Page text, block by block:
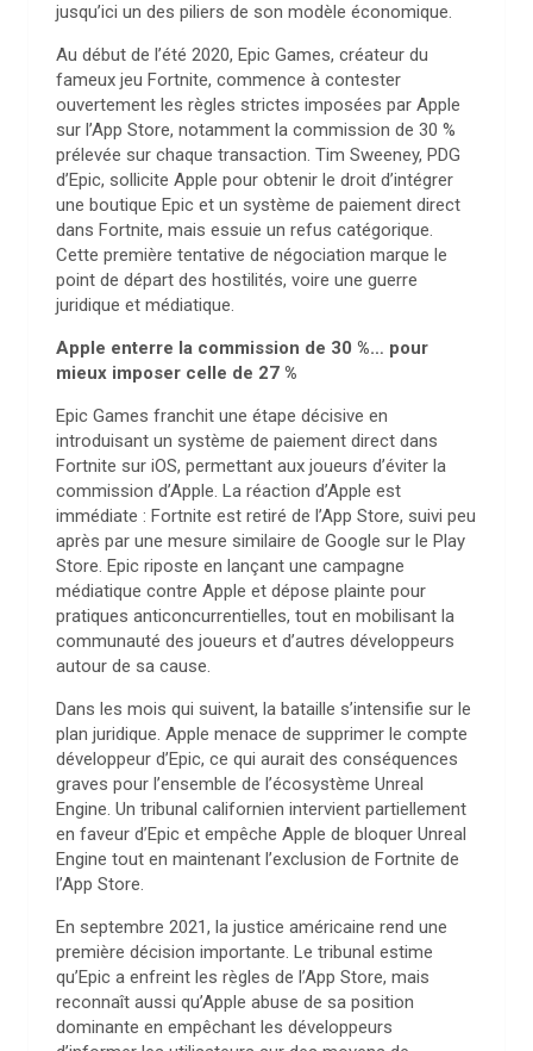
jusqu’ici un des piliers de son modèle économique.
Au début de l’été 2020, Epic Games, créateur du
fameux jeu Fortnite, commence à contester
ouvertement les règles strictes imposées par Apple
sur l’App Store, notamment la commission de 30 %
prélevée sur chaque transaction. Tim Sweeney, PDG
d’Epic, sollicite Apple pour obtenir le droit d’intégrer
une boutique Epic et un système de paiement direct
dans Fortnite, mais essuie un refus catégorique.
Cette première tentative de négociation marque le
point de départ des hostilités, voire une guerre
juridique et médiatique.
Apple enterre la commission de 30 %… pour
mieux imposer celle de 27 %
Epic Games franchit une étape décisive en
introduisant un système de paiement direct dans
Fortnite sur iOS, permettant aux joueurs d’éviter la
commission d’Apple. La réaction d’Apple est
immédiate : Fortnite est retiré de l’App Store, suivi peu
après par une mesure similaire de Google sur le Play
Store. Epic riposte en lançant une campagne
médiatique contre Apple et dépose plainte pour
pratiques anticoncurrentielles, tout en mobilisant la
communauté des joueurs et d’autres développeurs
autour de sa cause.
Dans les mois qui suivent, la bataille s’intensifie sur le
plan juridique. Apple menace de supprimer le compte
développeur d’Epic, ce qui aurait des conséquences
graves pour l’ensemble de l’écosystème Unreal
Engine. Un tribunal californien intervient partiellement
en faveur d’Epic et empêche Apple de bloquer Unreal
Engine tout en maintenant l’exclusion de Fortnite de
l’App Store.
En septembre 2021, la justice américaine rend une
première décision importante. Le tribunal estime
qu’Epic a enfreint les règles de l’App Store, mais
reconnaît aussi qu’Apple abuse de sa position
dominante en empêchant les développeurs